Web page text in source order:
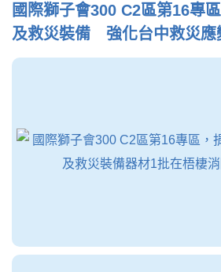
國際獅子會300 C2區第16專
及救災裝備 強化台中救災應